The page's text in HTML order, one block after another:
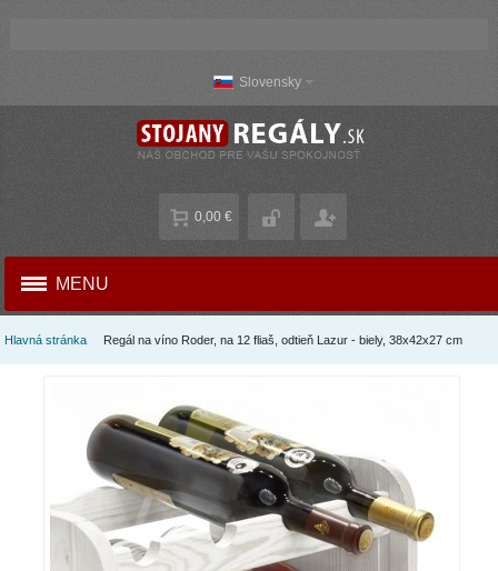
Slovensky
0,00 €
MENU
Hlavná stránka Regál na víno ​​Roder, na 12 fliaš, odtieň Lazur - biely, 38x42x27 cm